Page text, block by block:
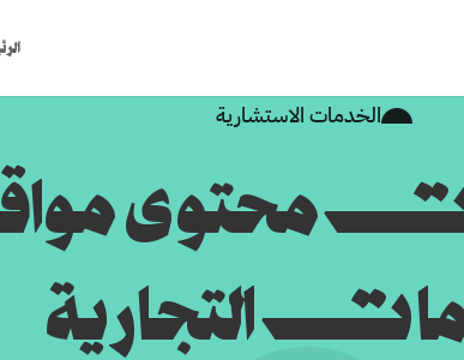
الخدمات الاستشارية
محتوى
التجارية